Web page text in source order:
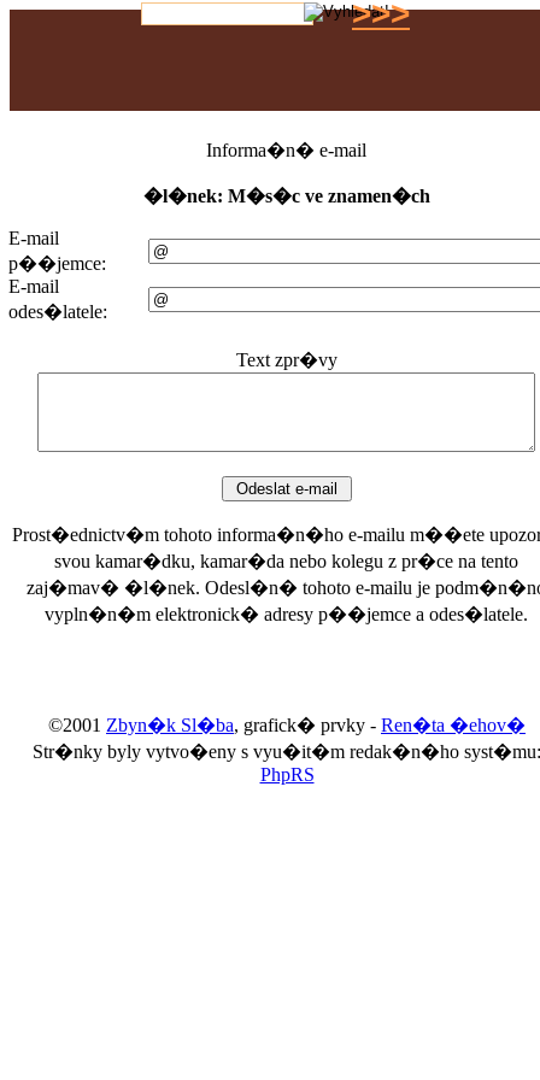
>>>
Informa�n� e-mail
�l�nek: M�s�c ve znamen�ch
E-mail
p��jemce:
E-mail
odes�latele:
Text zpr�vy
Prost�ednictv�m tohoto informa�n�ho e-mailu m��ete
svou kamar�dku, kamar�da nebo kolegu z pr�ce na tento
zaj�mav� �l�nek. Odesl�n� tohoto e-mailu je
vypln�n�m elektronick� adresy p��jemce a odes�latele.
©2001 Zbyn�k Sl�ba, grafick� prvky - Ren�ta �ehov�
Str�nky byly vytvo�eny s vyu�it�m redak�n�ho syst�mu:
PhpRS